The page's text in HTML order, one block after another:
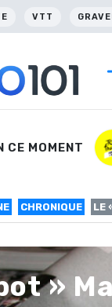
VTT
CE MOMENT
CHRONIQUE LE
»